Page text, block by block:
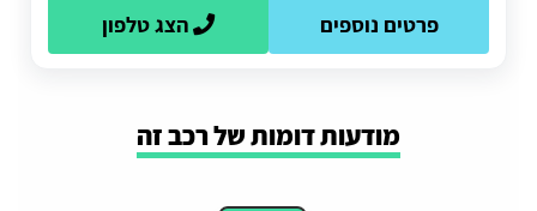
פרטים נוספים הצג טלפון
מודעות דומות של רכב זה